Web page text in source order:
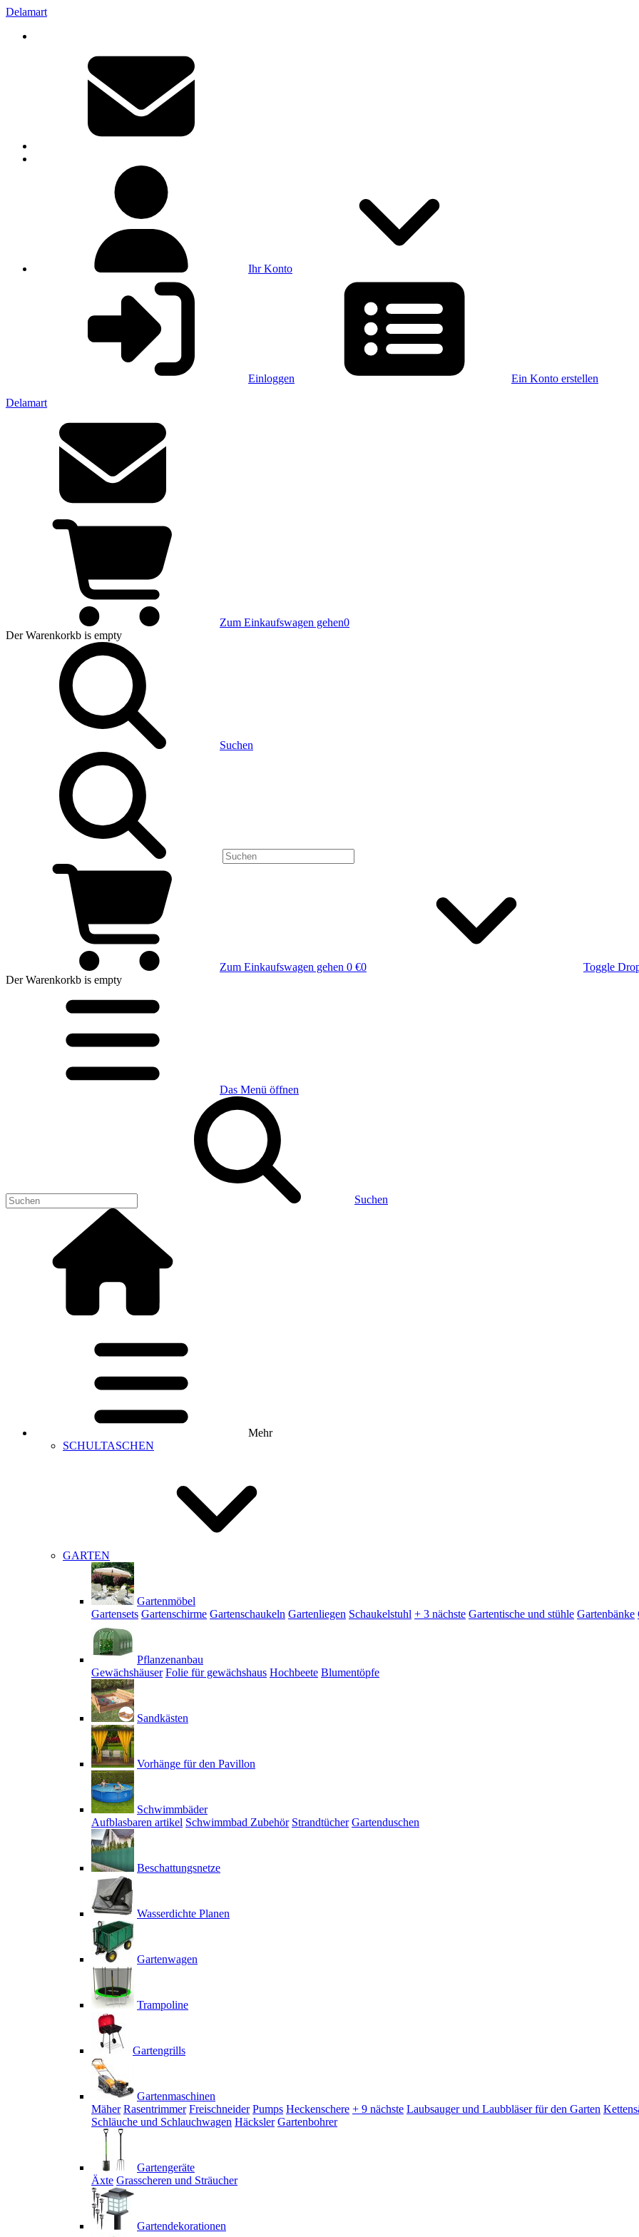
Delamart
Ihr Konto
Einloggen Ein Konto erstellen
Delamart
Zum Einkaufswagen gehen0
Der Warenkorkb is empty
Suchen
Zum Einkaufswagen gehen 0 €0
Toggle
Der Warenkorkb is empty
Das Menü öffnen
Suchen
Mehr
SCHULTASCHEN
GARTEN
Gartenmöbel
Gartensets Gartenschirme Gartenschaukeln Gartenliegen Schaukelstuhl + 3 nächste Gartentische und stühle Gartenbänke
Pflanzenanbau
Gewächshäuser Folie für gewächshaus Hochbeete Blumentöpfe
Sandkästen
Vorhänge für den Pavillon
Schwimmbäder
Aufblasbaren artikel Schwimmbad Zubehör Strandtücher Gartenduschen
Beschattungsnetze
Wasserdichte Planen
Gartenwagen
Trampoline
Gartengrills
Gartenmaschinen
Mäher Rasentrimmer Freischneider Pumps Heckenschere + 9 nächste Laubsauger und Laubbläser für den Garten
Schläuche und Schlauchwagen Häcksler Gartenbohrer
Gartengeräte
Äxte Grasscheren und Sträucher
Gartendekorationen